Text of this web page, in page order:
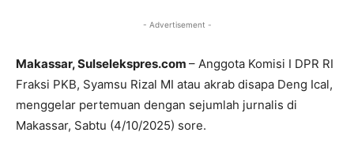
- Advertisement -
Makassar, Sulselekspres.com – Anggota Komisi I DPR RI
Fraksi PKB, Syamsu Rizal MI atau akrab disapa Deng Ical,
menggelar pertemuan dengan sejumlah jurnalis di
Makassar, Sabtu (4/10/2025) sore.